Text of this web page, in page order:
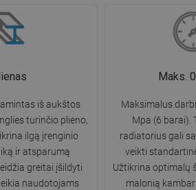
iš aukštos
turinčio plieno,
ilgą įrenginio
ir atsparumą
greitai įšildyti
naudotojams
Maks.
Maksimalus
Mpa (6 barai).
radiatorius gali
veikti
Užtikrina optimalų
malonią